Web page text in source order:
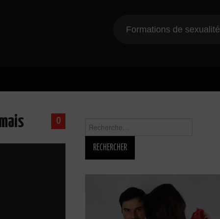
Formations de sexualité
0